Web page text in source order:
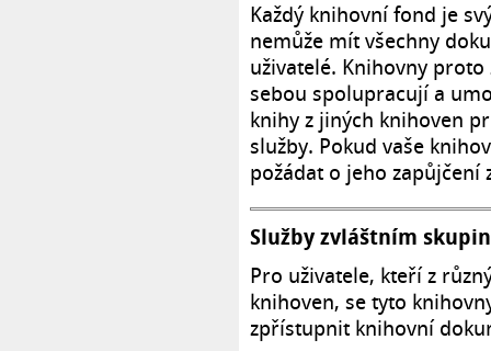
Každý knihovní fond je
nemůže mít všechny
uživatelé. Knihovny
sebou spolupracují a
knihy z jiných knihoven
služby. Pokud vaše
požádat o jeho zapůjčení
Služby zvláštním
Pro uživatele, kteří z
knihoven, se tyto
zpřístupnit knihovní